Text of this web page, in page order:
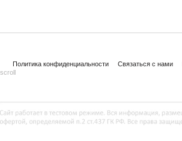
Политика конфиденциальности Связаться с нами
scroll